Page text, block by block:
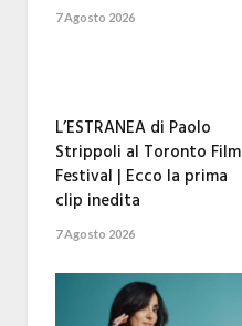
7 Agosto 2026
L’ESTRANEA di Paolo
Strippoli al Toronto Film
Festival | Ecco la prima
clip inedita
7 Agosto 2026